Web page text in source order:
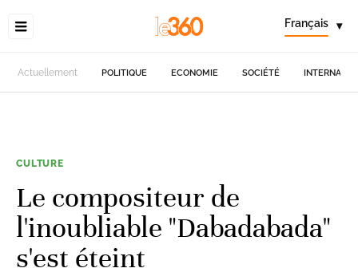
Français ▾
Actuellement POLITIQUE ECONOMIE SOCIÉTÉ
CULTURE
Le compositeur de
l'inoubliable "Dabadabada"
s'est éteint